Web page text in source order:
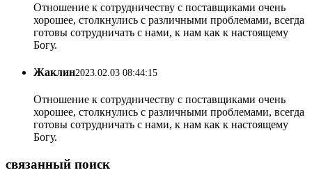
Отношение к сотрудничеству с поставщиками очень
хорошее, столкнулись с различными проблемами, всегда
готовы сотрудничать с нами, к нам как к настоящему
Богу.
Жаклин2023.02.03 08:44:15
Отношение к сотрудничеству с поставщиками очень
хорошее, столкнулись с различными проблемами, всегда
готовы сотрудничать с нами, к нам как к настоящему
Богу.
связанный поиск